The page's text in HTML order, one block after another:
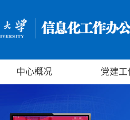
中心概况 党建工